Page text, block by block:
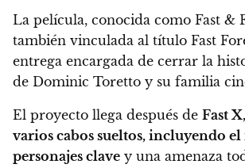
La película, conocida como Fast &
también vinculada al título Fast
entrega encargada de cerrar la
de Dominic Toretto y su familia
El proyecto llega después de Fast
varios cabos sueltos, incluyendo el
personajes clave y una amenaza